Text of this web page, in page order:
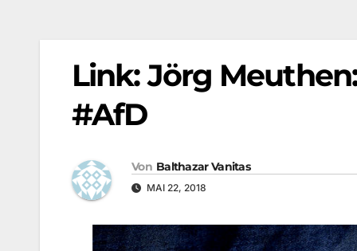
Link: Jörg
#AfD
Von Balthazar Vanitas
MAI 22, 2018